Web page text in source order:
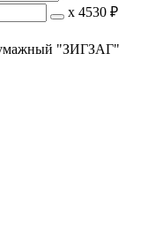
х 4530 ₽
"ЗИГЗАГ"